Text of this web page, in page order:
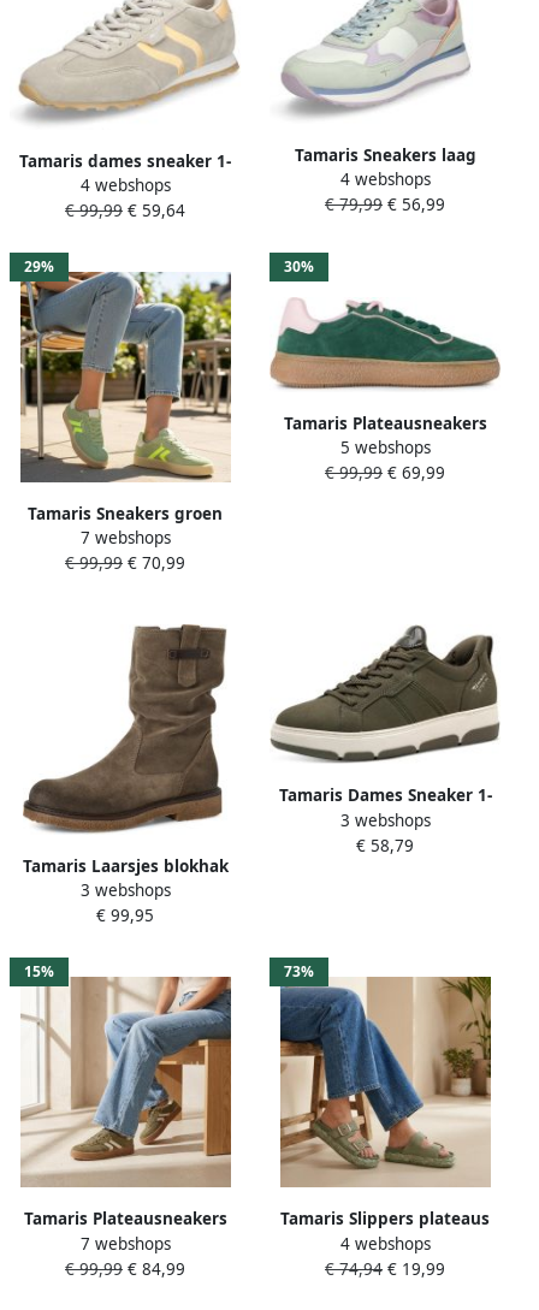
Tamaris dames sneaker 1-
23614-46 771 dames lage
schoenen leer groen
4 webshops
€ 99,99 € 59,64
Tamaris Sneakers laag
mintgroen lavendel oranje
eosine
4 webshops
€ 79,99 € 56,99
29%
Tamaris Sneakers groen
Leer Dames
7 webshops
€ 99,99 € 70,99
30%
Tamaris Plateausneakers
vrijetijdsschoen lage
schoen veterschoen met
5 webshops
€ 99,99 € 69,99
Tamaris Laarsjes blokhak
korte laarzen met
praktische
3 webshops
€ 99,95
Tamaris Dames Sneaker 1-
23758-45 727
3 webshops
€ 58,79
15%
Tamaris Plateausneakers
vrijetijdsschoen halfschoen
veterschoen met
7 webshops
€ 99,99 € 84,99
73%
Tamaris Slippers plateaus
zomerschoen strandschoen
met voorgevormd voetbed
4 webshops
€ 74,94 € 19,99